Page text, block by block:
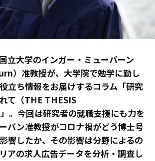
立大学のインガー・ミューバーン
）准教授が、大学院で勉学に勤し
立ち情報をお届けするコラム「研究
て（THE THESIS
。今回は研究者の就職支援にも力を
バン准教授がコロナ禍がどう博士号
響したか、その影響は分野によるの
アの求人広告データを分析・調査し